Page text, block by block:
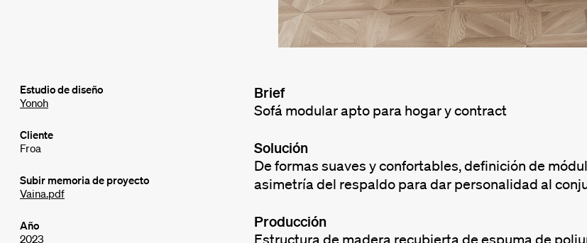
Estudio de diseño
Yonoh
Cliente
Froa
Subir memoria de proyecto
Vaina.pdf
Año
2023
Brief
Sofá modular apto para hogar y contract
Solución
De formas suaves y confortables, definición de
asimetría del respaldo para dar personalidad al
Producción